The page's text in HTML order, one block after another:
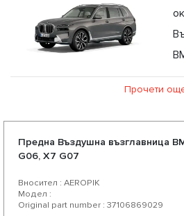
„БМВ X7“ е модел автомобили с
(сегмент J) на германската
в Грер от 2019 година.
Моделът е въведен като най-
модела с повишена проходимост
въвеждането му е най-големият
на „БМВ“.
Прочети
Предна Въздушна възглавница
G06, X7 G07
Вносител : AEROPIK
Модел :
Original part number : 37106869029